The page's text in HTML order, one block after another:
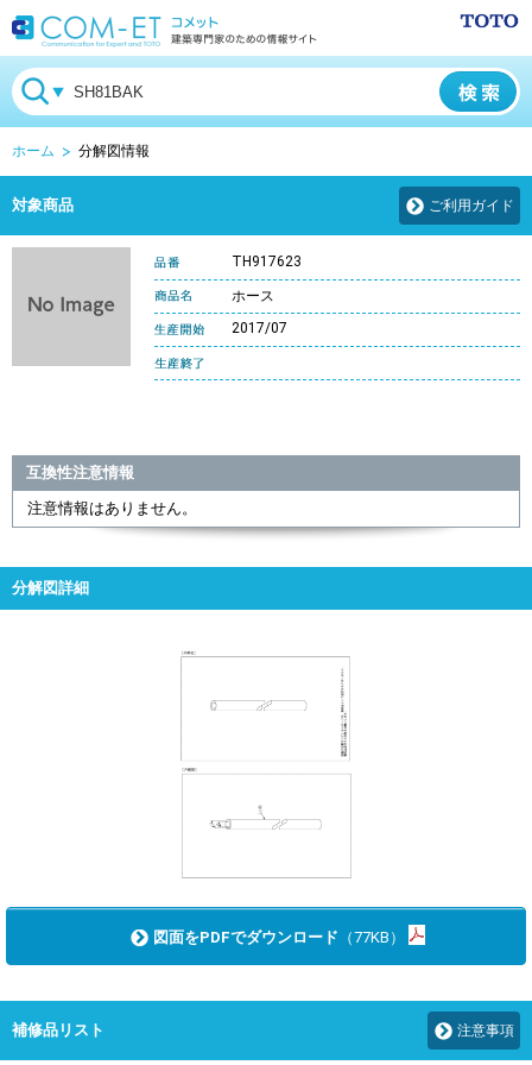
ホーム 分解図情報
対象商品 ご利用ガイド
TH917623
ホース
2017/07
互換性注意情報
注意情報はありません。
分解図詳細
図面をPDFでダウンロード （77KB）
補修品リスト 注意事項